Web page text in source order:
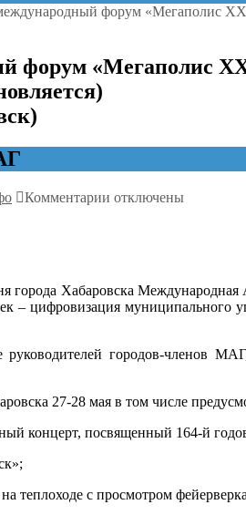
форум «Мегаполис
форум «Мегаполис
Комментарии к
«Мегаполис
XXI
цифровизация
практика
решений»
(информация
мая
отключены
города Хабаровска
– цифровизация муниципального
руководителей городов-членов
27-28 мая в том числе
концерт, посвященный 164-й
теплоходе с просмотром